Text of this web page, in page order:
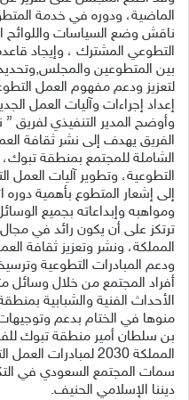
الماضية، ودوره في خدمة
التطوعي المشترك ، وإيجاد
بين المتطوعين والمجلس,وتحديد
لتعزيز ودعم مفهوم العمل
إعداد إجراءات وآليات العمل
وأوضح المدير التنفيذي لفريق ”
الفريق يهدف إلى نشر ثقافة
الشاملة للمجتمع بمنطقة
التطوعية، وتطوير آليات العمل
إلى إشعار المتطوع بأهمية دوره
ومواهبه وإبداعاته بجميع
ترتكز على أن يكون رائد في
المملكة، ونشر وتعزيز ثقافة
ودعم المبادرات التطوعية
أفراد المجتمع من خلال وسائل
الأحداث الفنية والشبابية
منوها في الختام بدعم
بن سلطان أمير منطقة تبوك
المملكة 2030
سمات المجتمع السعودي في
ديننا الإسلامي الحنيف.